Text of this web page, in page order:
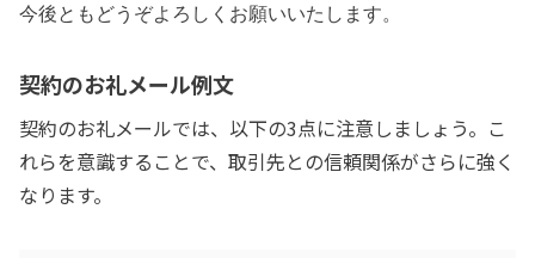
今後ともどうぞよろしくお願いいたします。
契約のお礼メール例文
契約のお礼メールでは、以下の3点に注意しましょう。こ
れらを意識することで、取引先との信頼関係がさらに強く
なります。